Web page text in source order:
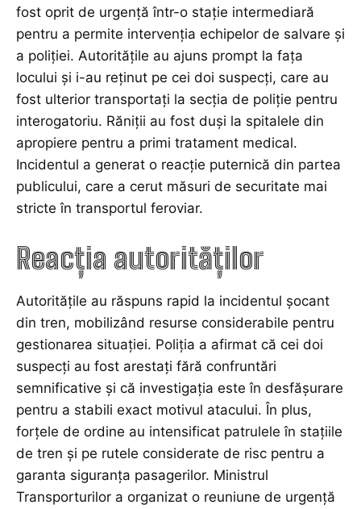
fost oprit de urgență într-o stație intermediară
pentru a permite intervenția echipelor de salvare și
a poliției. Autoritățile au ajuns prompt la fața
locului și i-au reținut pe cei doi suspecți, care au
fost ulterior transportați la secția de poliție pentru
interogatoriu. Răniții au fost duși la spitalele din
apropiere pentru a primi tratament medical.
Incidentul a generat o reacție puternică din partea
publicului, care a cerut măsuri de securitate mai
stricte în transportul feroviar.
Reacția autorităților
Autoritățile au răspuns rapid la incidentul șocant
din tren, mobilizând resurse considerabile pentru
gestionarea situației. Poliția a afirmat că cei doi
suspecți au fost arestați fără confruntări
semnificative și că investigația este în desfășurare
pentru a stabili exact motivul atacului. În plus,
forțele de ordine au intensificat patrulele în stațiile
de tren și pe rutele considerate de risc pentru a
garanta siguranța pasagerilor. Ministrul
Transporturilor a organizat o reuniune de urgență